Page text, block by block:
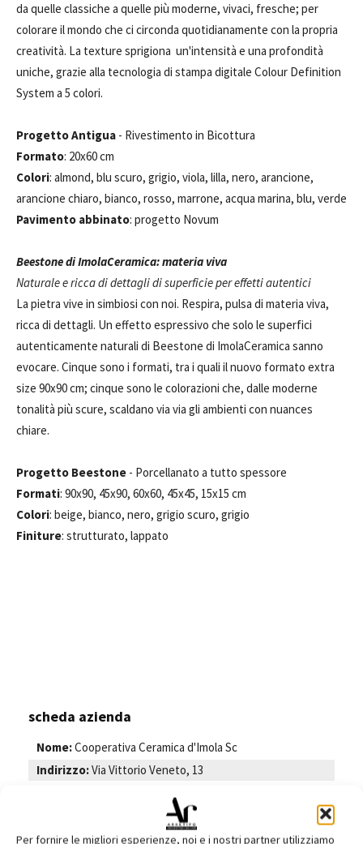
Per fornire le migliori esperienze, noi e i nostri partner utilizziamo
da quelle classiche a quelle più moderne, vivaci, fresche; per
colorare il mondo che ci circonda quotidianamente con la propria
creatività. La texture sprigiona un'intensità e una profondità
uniche, grazie alla tecnologia di stampa digitale Colour Definition
System a 5 colori.
Progetto Antigua - Rivestimento in Bicottura
Formato: 20x60 cm
Colori: almond, blu scuro, grigio, viola, lilla, nero, arancione,
arancione chiaro, bianco, rosso, marrone, acqua marina, blu, verde
Pavimento abbinato: progetto Novum
Beestone di ImolaCeramica: materia viva
Naturale e ricca di dettagli di superficie per effetti autentici
La pietra vive in simbiosi con noi. Respira, pulsa di materia viva,
ricca di dettagli. Un effetto espressivo che solo le superfici
autenticamente naturali di Beestone di ImolaCeramica sanno
evocare. Cinque sono i formati, tra i quali il nuovo formato extra
size 90x90 cm; cinque sono le colorazioni che, dalle moderne
tonalità più scure, scaldano via via gli ambienti con nuances
chiare.
Progetto Beestone - Porcellanato a tutto spessore
Formati: 90x90, 45x90, 60x60, 45x45, 15x15 cm
Colori: beige, bianco, nero, grigio scuro, grigio
Finiture: strutturato, lappato
scheda azienda
Nome:Cooperativa Ceramica d'Imola Sc
Indirizzo:Via Vittorio Veneto, 13
Provincia:BO